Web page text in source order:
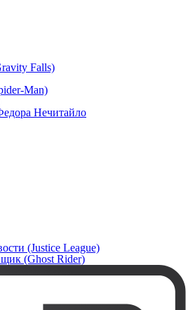
Falls)
Man)
Нечитайло
(Justice League)
(Ghost Rider)